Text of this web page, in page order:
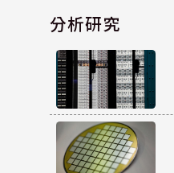
分析研究